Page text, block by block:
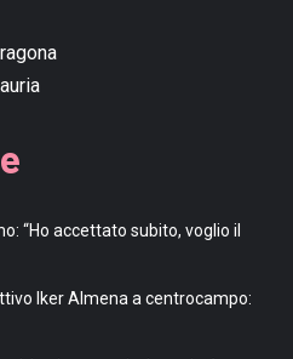
“Ho accettato subito, voglio il
Iker Almena a centrocampo: